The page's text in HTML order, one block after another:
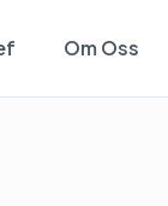
Om Oss